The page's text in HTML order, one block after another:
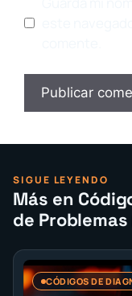
SIGUE LEYENDO
Más en
de Problemas
CÓDIGOS DE